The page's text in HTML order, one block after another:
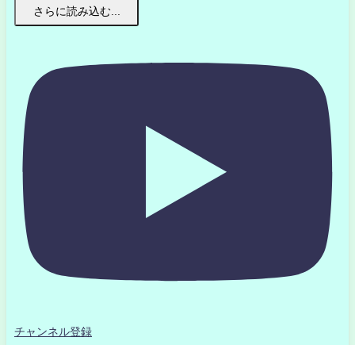
さらに読み込む...
チャンネル登録